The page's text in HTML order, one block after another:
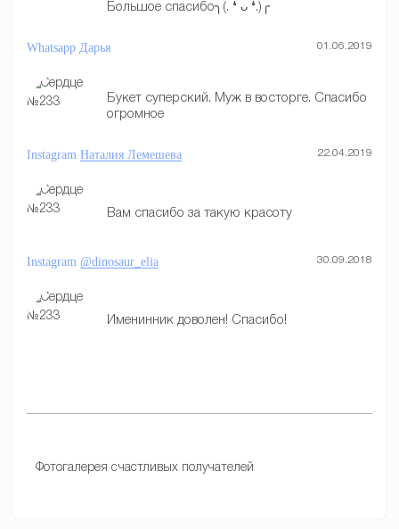
Большое спасибо╮(. ❛ ᴗ ❛.)╭
Whatsapp Дарья 01.06.2019
Букет суперский. Муж в восторге. Спасибо
огромное
Instagram Наталия Лемешева 22.04.2019
Вам спасибо за такую красоту
Instagram @dinosaur_elia 30.09.2018
Именинник доволен! Спасибо!
Фотогалерея счастливых получателей